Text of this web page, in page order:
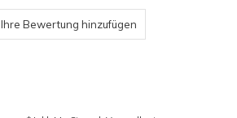
Ihre Bewertung hinzufügen